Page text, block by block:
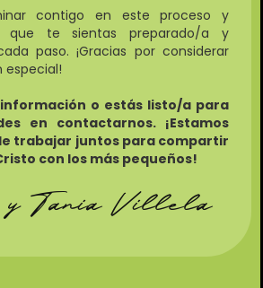
contigo en este proceso y
que te sientas preparado/a y
paso. ¡Gracias por considerar
especial!
información o estás listo/a para
en contactarnos. ¡Estamos
trabajar juntos para compartir
con los más pequeños!
y Tania Villela